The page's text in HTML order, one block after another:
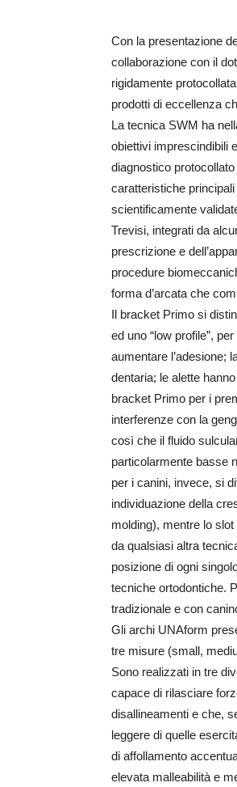
Con la presentazione
collaborazione con il
rigidamente
prodotti di eccellenza
La tecnica SWM ha
obiettivi imprescindibili
diagnostico
caratteristiche
scientificamente
Trevisi, integrati da
prescrizione e
procedure
forma d’arcata che
Il bracket Primo si
ed uno “low profile”,
aumentare l’adesione;
dentaria; le alette
bracket Primo per i
interferenze con la
così che il fluido
particolarmente basse
per i canini, invece, si
individuazione della
molding), mentre lo
da qualsiasi altra
posizione di ogni
tecniche ortodontiche.
tradizionale e con
Gli archi UNAform
tre misure (small,
Sono realizzati in tre
capace di rilasciare
disallineamenti e che,
leggere di quelle
di affollamento
elevata malleabilità e